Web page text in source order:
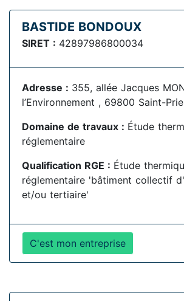
BASTIDE BONDOUX
SIRET : 42897986800034
Adresse : 355, allée Jacques
l’Environnement , 69800 Saint-
Domaine de travaux : Étude
réglementaire
Qualification RGE : Étude
réglementaire 'bâtiment collectif
et/ou tertiaire'
C'est mon entreprise